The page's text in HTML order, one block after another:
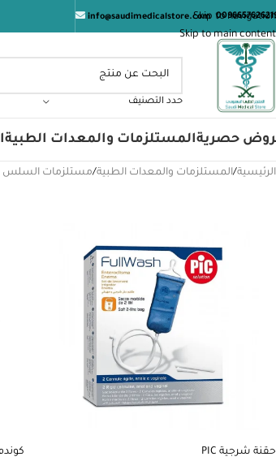
Skip to navigation
Skip to main content
info@saudimedicalstore.com
حدد التصنيف
حصريةالمستلزمات والمعدات الطبية
الرئيسية/المستلزمات والمعدات الطبية/مستلزمات السلس
حقنة شرجية PIC